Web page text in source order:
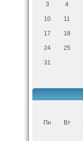
3 4
10 11
17 18
24 25
31
Пн Вт